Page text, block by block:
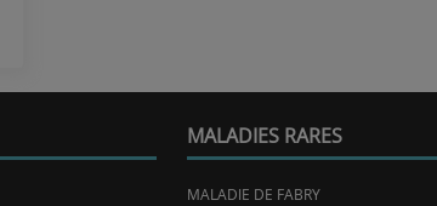
MALADIES RARES
MALADIE DE FABRY